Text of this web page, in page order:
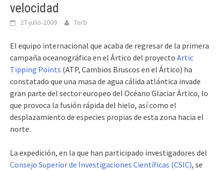
velocidad
27-julio-2009 Torb
El equipo internacional que acaba de regresar de la primera
campaña oceanográfica en el Ártico del proyecto Artic
Tipping Points (ATP, Cambios Bruscos en el Ártico) ha
constatado que una masa de agua cálida atlántica invade
gran parte del sector europeo del Océano Glaciar Ártico, lo
que provoca la fusión rápida del hielo, así como el
desplazamiento de especies propias de esta zona hacia el
norte.
La expedición, en la que han participado investigadores del
Consejo Superior de Investigaciones Científicas (CSIC), se